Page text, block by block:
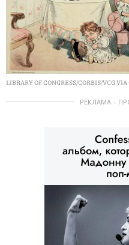
LIBRARY OF CONGRESS/CORBIS/VCG
РЕКЛАМА –